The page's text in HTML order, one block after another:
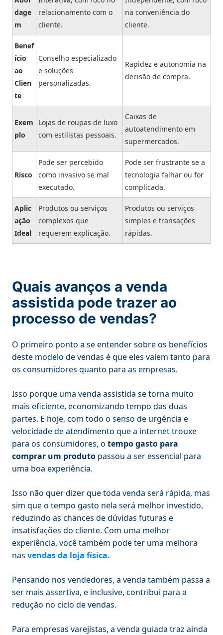
dage
m
relacionamento com o
cliente.
na conveniência do
cliente.
Benef
ício
ao
Clien
te
Conselho especializado
e soluções
personalizadas.
Rapidez e autonomia na
decisão de compra.
Exem
plo
Lojas de roupas de luxo
com estilistas pessoais.
Caixas de
autoatendimento em
supermercados.
Risco
Pode ser percebido
como invasivo se mal
executado.
Pode ser frustrante se a
tecnologia falhar ou for
complicada.
Aplic
ação
Ideal
Produtos ou serviços
complexos que
requerem explicação.
Produtos ou serviços
simples e transações
rápidas.
Quais avanços a venda
assistida pode trazer ao
processo de vendas?
O primeiro ponto a se entender sobre os benefícios
deste modelo de vendas é que eles valem tanto para
os consumidores quanto para as empresas.
Isso porque uma venda assistida se torna muito
mais eficiente, economizando tempo das duas
partes. E hoje, com todo o senso de urgência e
velocidade de atendimento que a internet trouxe
para os consumidores, o tempo gasto para
comprar um produto passou a ser essencial para
uma boa experiência.
Isso não quer dizer que toda venda será rápida, mas
sim que o tempo gasto nela será melhor investido,
reduzindo as chances de dúvidas futuras e
insatisfações do cliente. Com uma melhor
experiência, você também pode ter uma melhora
nas vendas da loja física.
Pensando nos vendedores, a venda também passa a
ser mais assertiva, e inclusive, contribui para a
redução no ciclo de vendas.
Para empresas varejistas, a venda guiada traz ainda